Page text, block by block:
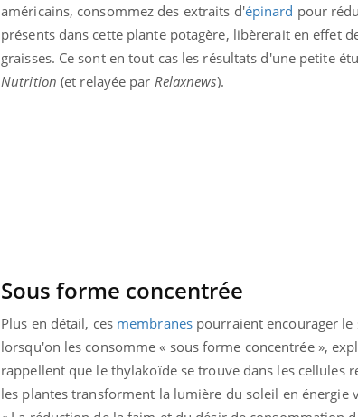
américains, consommez des extraits d'épinard pour
présents dans cette plante potagère, libèrerait en effet
graisses. Ce sont en tout cas les résultats d'une petite
Nutrition (et relayée par Relaxnews).
Sous forme concentrée
Plus en détail, ces membranespourraient encourager le
lorsqu'on les consomme « sous forme concentrée »,
rappellent que le thylakoïde se trouve dans les cellules
les plantes transforment la lumière du soleil en énergie
Mortalité infantile : un
rapport s’interroge sur
son taux élevé en France
sur